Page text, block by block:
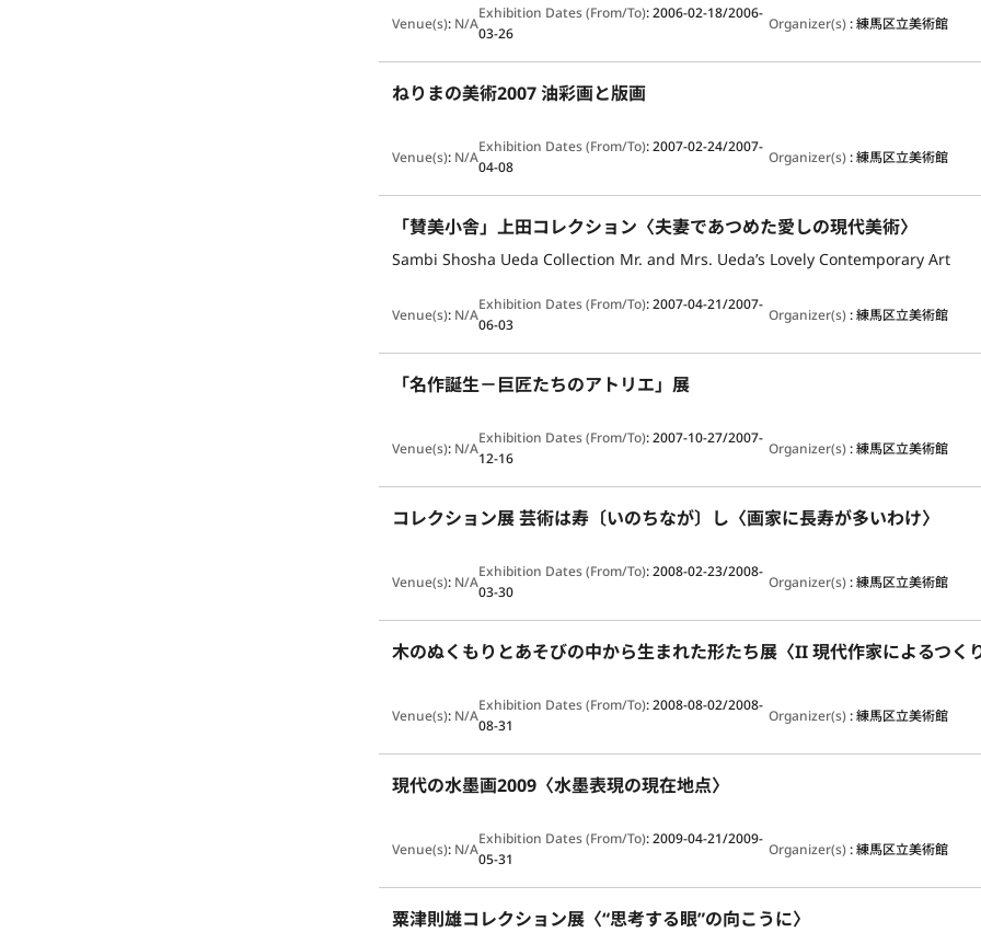
Venue(s): N/A
Exhibition Dates (From/To):2006-02-18/2006-
03-26
Organizer(s):練馬区立美術館
ねりまの美術2007 油彩画と版画
Venue(s): N/A
Exhibition Dates (From/To):2007-02-24/2007-
04-08
Organizer(s):練馬区立美術館
「賛美小舎」上田コレクション〈夫妻であつめた愛しの現代美術〉
Sambi Shosha Ueda Collection Mr. and Mrs. Ueda’s Lovely Contemporary Art
Venue(s): N/A
Exhibition Dates (From/To):2007-04-21/2007-
06-03
Organizer(s):練馬区立美術館
「名作誕生－巨匠たちのアトリエ」展
Venue(s): N/A
Exhibition Dates (From/To):2007-10-27/2007-
12-16
Organizer(s):練馬区立美術館
コレクション展 芸術は寿〔いのちなが〕し〈画家に長寿が多いわけ〉
Venue(s): N/A
Exhibition Dates (From/To):2008-02-23/2008-
03-30
Organizer(s):練馬区立美術館
木のぬくもりとあそびの中から生まれた形たち展〈II 現代作家によるつく
Venue(s): N/A
Exhibition Dates (From/To):2008-08-02/2008-
08-31
Organizer(s):練馬区立美術館
現代の水墨画2009〈水墨表現の現在地点〉
Venue(s): N/A
Exhibition Dates (From/To):2009-04-21/2009-
05-31
Organizer(s):練馬区立美術館
粟津則雄コレクション展〈“思考する眼”の向こうに〉